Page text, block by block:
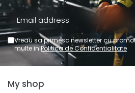
Vreau sa primesc newsletter cu
multe inPolitica de Confidentialitate
My shop